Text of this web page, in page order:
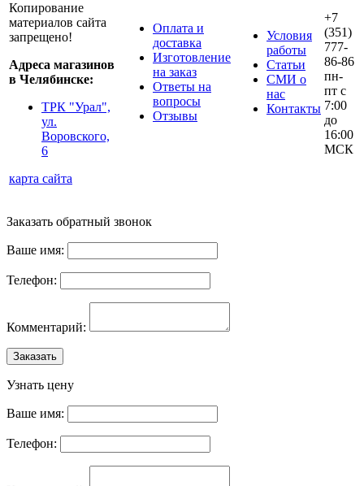
Копирование
материалов сайта
запрещено!
Адреса магазинов
в Челябинске:
ТРК "Урал",
ул.
Воровского,
6
карта сайта
Оплата и
доставка
Изготовление
на заказ
Ответы на
вопросы
Отзывы
Условия
работы
Статьи
СМИ о
нас
Контакты
+7
(351)
777-
86-86
пн-
пт с
7:00
до
16:00
МСК
Заказать обратный звонок
Ваше имя:
Телефон:
Комментарий:
Заказать
Узнать цену
Ваше имя:
Телефон: